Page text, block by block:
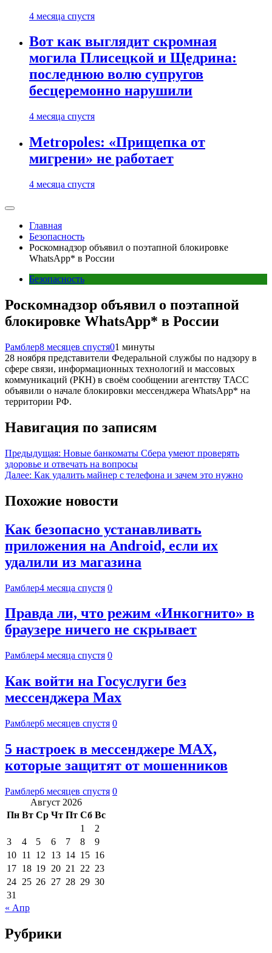
4 месяца спустя
Вот как выглядит скромная
могила Плисецкой и Щедрина:
последнюю волю супругов
бесцеремонно нарушили
4 месяца спустя
Metropoles: «Прищепка от
мигрени» не работает
4 месяца спустя
Главная
Безопасность
Роскомнадзор объявил о поэтапной блокировке
WhatsApp* в России
Безопасность
Роскомнадзор объявил о поэтапной
блокировке WhatsApp* в России
Рамблер8 месяцев спустя01 минуты
28 ноября представители Федеральной службы по надзору в
сфере связи, информационных технологий и массовых
коммуникаций (РКН) в своём сообщении агентству ТАСС
объявили о начале блокировки мессенджера WhatsApp* на
территории РФ.
Навигация по записям
Предыдущая: Новые банкоматы Сбера умеют проверять
здоровье и отвечать на вопросы
Далее: Как удалить майнер с телефона и зачем это нужно
Похожие новости
Как безопасно устанавливать
приложения на Android, если их
удалили из магазина
Рамблер4 месяца спустя 0
Правда ли, что режим «Инкогнито» в
браузере ничего не скрывает
Рамблер4 месяца спустя 0
Как войти на Госуслуги без
мессенджера Max
Рамблер6 месяцев спустя 0
5 настроек в мессенджере MAX,
которые защитят от мошенников
Рамблер6 месяцев спустя 0
Август 2026
Пн Вт Ср Чт Пт Сб Вс
1
2
3
4 5 6 7 8
9
10 11 12 13 14 15 16
17 18 19 20 21 22 23
24 25 26 27 28 29 30
31
« Апр
Рубрики